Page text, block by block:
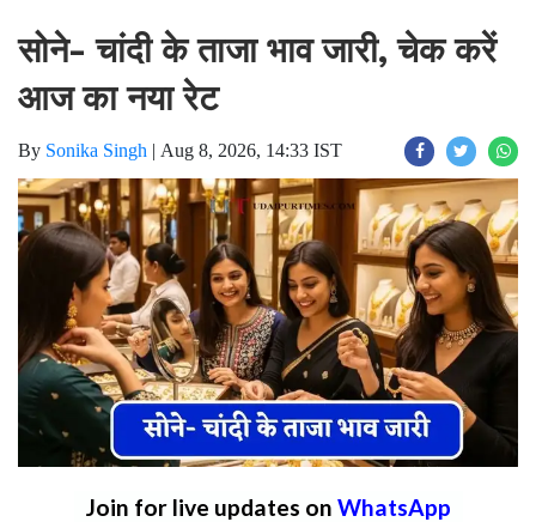
सोने- चांदी के ताजा भाव जारी, चेक करें
आज का नया रेट
By Sonika Singh | Aug 8, 2026, 14:33 IST
Join for live updates on WhatsApp